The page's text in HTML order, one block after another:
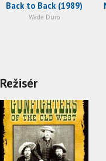
Back to Back (1989)
Wade Duro
Režisér